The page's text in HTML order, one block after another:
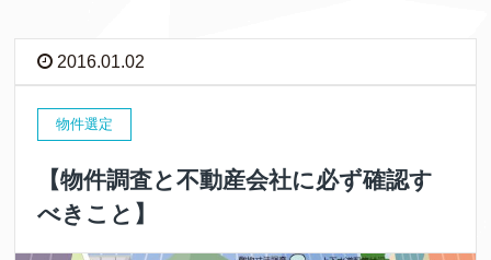
2016.01.02
物件選定
【物件調査と不動産会社に必ず確認す
べきこと】